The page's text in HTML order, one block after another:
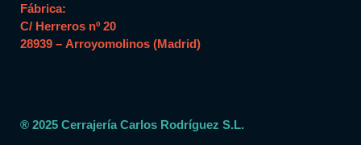
Fábrica:
C/ Herreros nº 20
28939 – Arroyomolinos (Madrid)
® 2025 Cerrajería Carlos Rodríguez S.L.